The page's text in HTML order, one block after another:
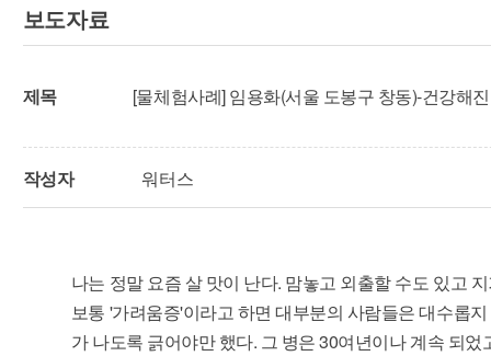
보도자료
제목 [물체험사례] 임용화(서울 도봉구 창동)-건강해
작성자 워터스
나는 정말 요즘 살 맛이 난다. 맘놓고 외출할 수도 있고
보통 '가려움증'이라고 하면 대부분의 사람들은 대수롭
가 나도록 긁어야만 했다. 그 병은 30여년이나 계속 되